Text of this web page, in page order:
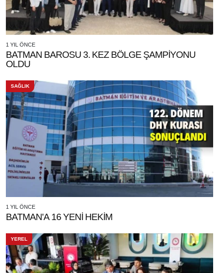
1 YIL ÖNCE
BATMAN BAROSU 3. KEZ BÖLGE ŞAMPİYONU
OLDU
SAĞLIK
1 YIL ÖNCE
BATMAN'A 16 YENİ HEKİM
YEREL